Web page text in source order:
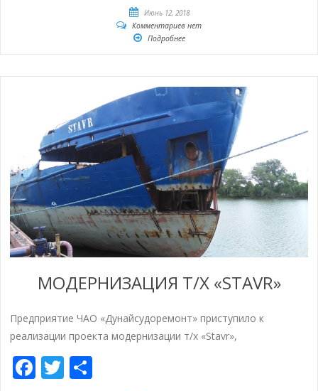
Июнь 12, 2018
Комментариев нет
Подробнее
МОДЕРНИЗАЦИЯ Т/Х «STAVR»
Предприятие ЧАО «Дунайсудоремонт» приступило к
реализации проекта модернизации т/х «Stavr»,
Facebook
Twitter